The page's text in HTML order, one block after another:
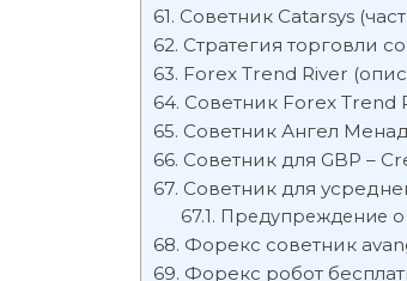
Советник Catarsys
Стратегия торговли
Forex Trend River
Советник Forex Trend
Советник Ангел
Советник для GBP –
Советник для
Предупреждение о
Форекс советник
Форекс робот